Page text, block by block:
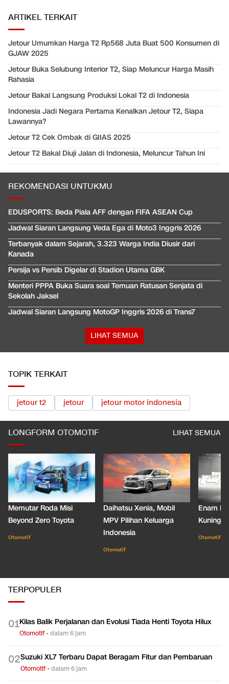
ARTIKEL TERKAIT
Jetour Umumkan Harga T2 Rp568 Juta Buat 500 Konsumen di
GJAW 2025
Jetour Buka Selubung Interior T2, Siap Meluncur Harga Masih
Rahasia
Jetour Bakal Langsung Produksi Lokal T2 di Indonesia
Indonesia Jadi Negara Pertama Kenalkan Jetour T2, Siapa
Lawannya?
Jetour T2 Cek Ombak di GIIAS 2025
Jetour T2 Bakal Diuji Jalan di Indonesia, Meluncur Tahun Ini
REKOMENDASI UNTUKMU
EDUSPORTS: Beda Piala AFF dengan FIFA ASEAN Cup
Jadwal Siaran Langsung Veda Ega di Moto3 Inggris 2026
Terbanyak dalam Sejarah, 3.323 Warga India Diusir dari
Kanada
Persija vs Persib Digelar di Stadion Utama GBK
Menteri PPPA Buka Suara soal Temuan Ratusan Senjata di
Sekolah Jaksel
Jadwal Siaran Langsung MotoGP Inggris 2026 di Trans7
LIHAT SEMUA
TOPIK TERKAIT
jetour t2 jetour jetour motor indonesia
LONGFORM OTOMOTIF LIHAT SEMUA
Memutar Roda Misi
Beyond Zero Toyota
Otomotif
Daihatsu Xenia, Mobil
MPV Pilihan Keluarga
Indonesia
Otomotif
Enam
Kuning
Otomotif
TERPOPULER
01Kilas Balik Perjalanan dan Evolusi Tiada Henti Toyota Hilux
Otomotif•dalam 6 jam
02Suzuki XL7 Terbaru Dapat Beragam Fitur dan Pembaruan
Otomotif•dalam 6 jam